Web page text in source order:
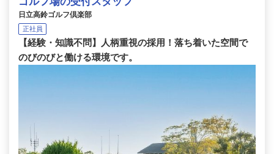
日立高鈴ゴルフ倶楽部
正社員
【経験・知識不問】人柄重視の採用！落ち着いた空間で
のびのびと働ける環境です。